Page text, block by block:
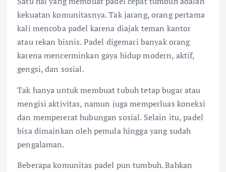
kekuatan komunitasnya. Tak jarang, orang pertama
kali mencoba padel karena diajak teman kantor
atau rekan bisnis. Padel digemari banyak orang
karena mencerminkan gaya hidup modern, aktif,
gengsi, dan sosial.
Tak hanya untuk membuat tubuh tetap bugar atau
mengisi aktivitas, namun juga memperluas koneksi
dan mempererat hubungan sosial. Selain itu, padel
bisa dimainkan oleh pemula hingga yang sudah
pengalaman.
Beberapa komunitas padel pun tumbuh. Bahkan